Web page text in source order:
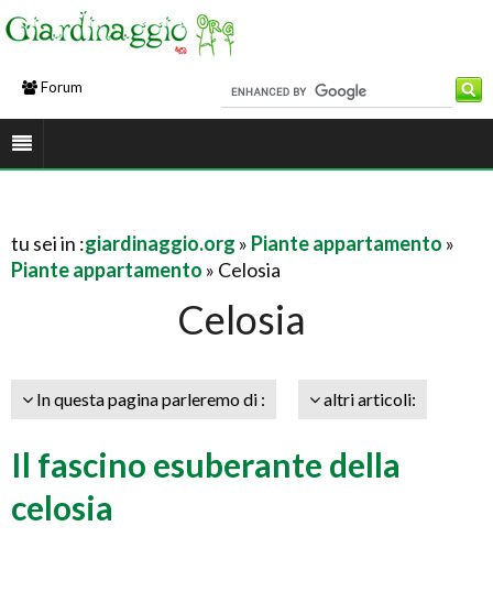
Forum
tu sei in :giardinaggio.org » Piante appartamento »
Piante appartamento » Celosia
Celosia
In questa pagina parleremo di : altri articoli:
Il fascino esuberante della
celosia